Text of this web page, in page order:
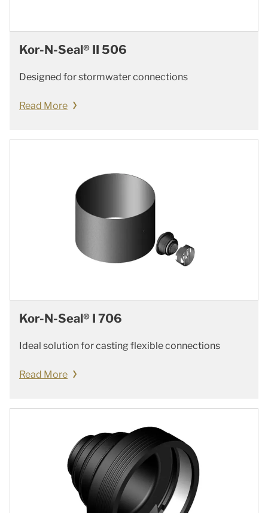
Kor-N-Seal® II 506
Designed for stormwater connections
Read More
Kor-N-Seal® I 706
Ideal solution for casting flexible connections
Read More